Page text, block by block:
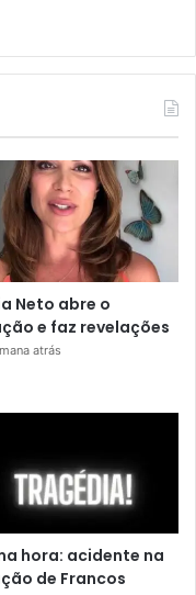
Neto abre o
e faz revelações
atrás
hora: acidente na
de Francos